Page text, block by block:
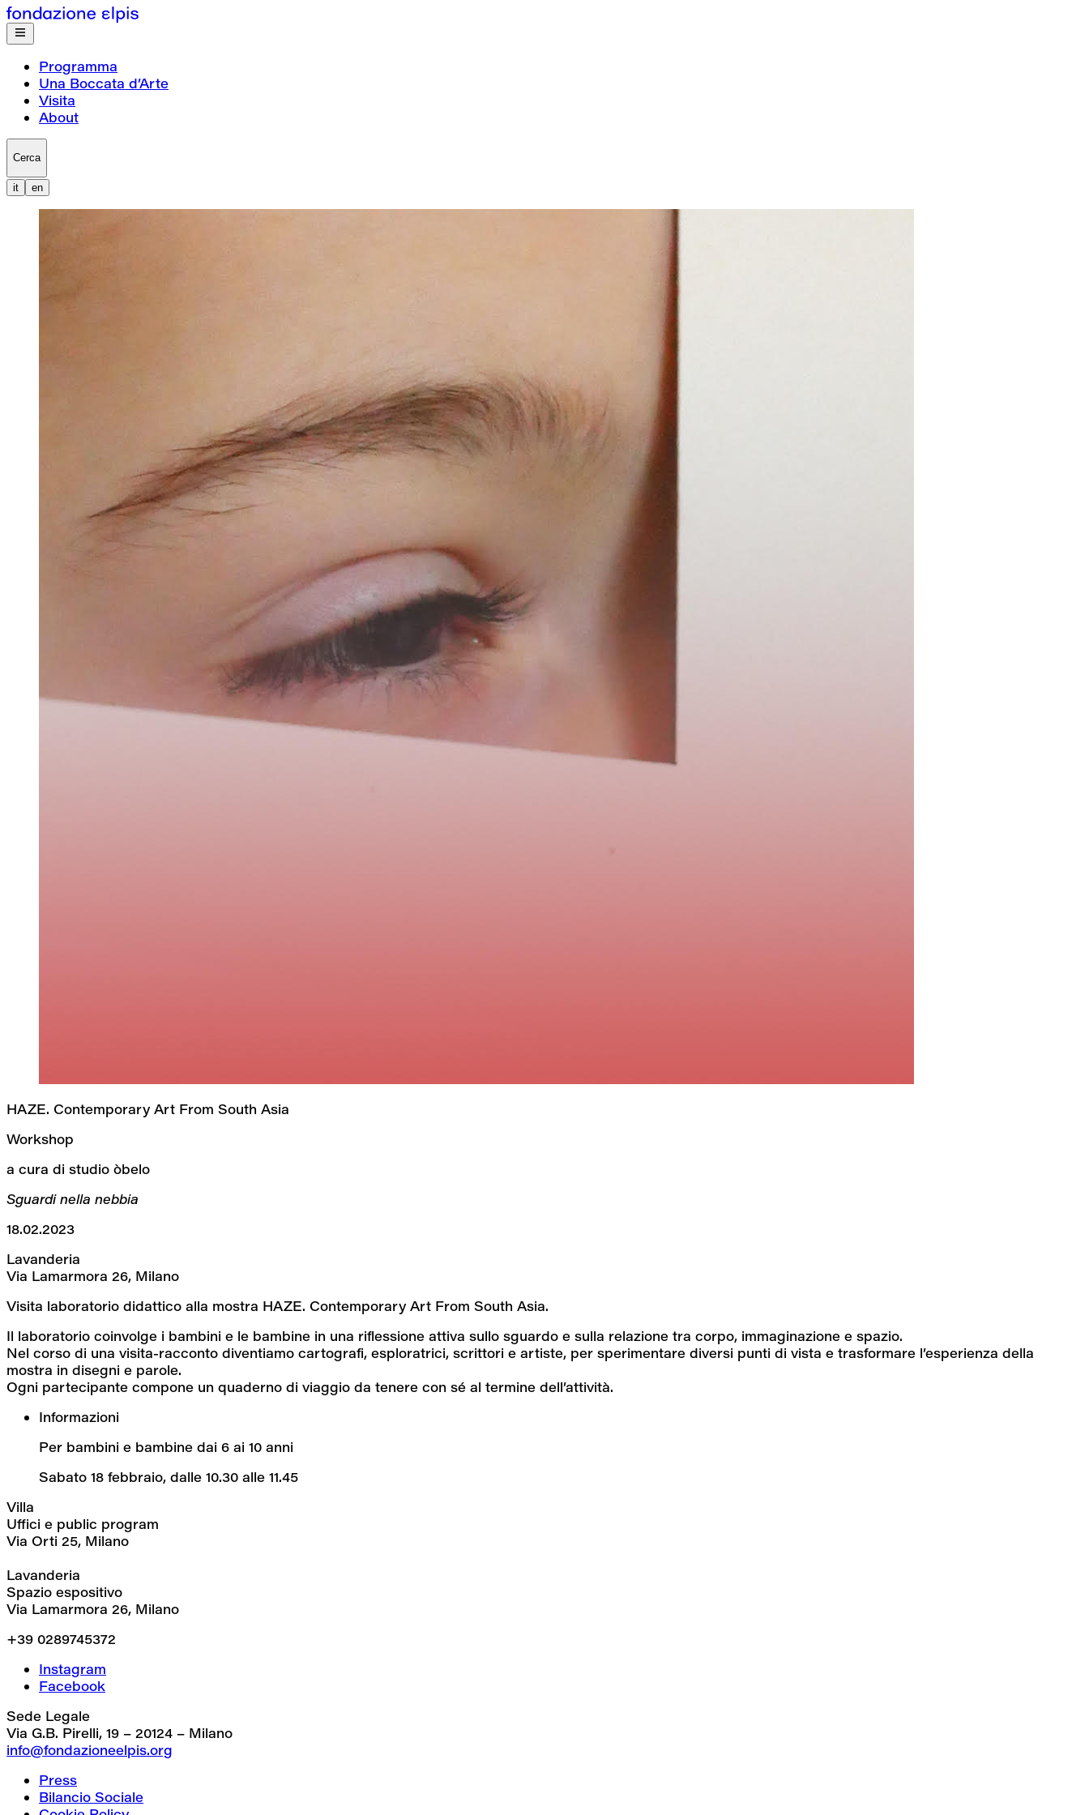
Programma
Una Boccata d’Arte
Visita
About
Cerca
it en
HAZE. Contemporary Art From South Asia
Workshop
a cura di studio òbelo
Sguardi nella nebbia
18.02.2023
Lavanderia
Via Lamarmora 26, Milano
Visita laboratorio didattico alla mostra HAZE. Contemporary Art From South Asia.
Il laboratorio coinvolge i bambini e le bambine in una riflessione attiva sullo sguardo e sulla relazione tra corpo, immaginazione e spazio.
Nel corso di una visita-racconto diventiamo cartografi, esploratrici, scrittori e artiste, per sperimentare diversi punti di vista e trasformare l’esperienza della
mostra in disegni e parole.
Ogni partecipante compone un quaderno di viaggio da tenere con sé al termine dell’attività.
Informazioni
Per bambini e bambine dai 6 ai 10 anni
Sabato 18 febbraio, dalle 10.30 alle 11.45
Villa
Uffici e public program
Via Orti 25, Milano
Lavanderia
Spazio espositivo
Via Lamarmora 26, Milano
+39 0289745372
Instagram
Facebook
Sede Legale
Via G.B. Pirelli, 19 – 20124 – Milano
info@fondazioneelpis.org
Press
Bilancio Sociale